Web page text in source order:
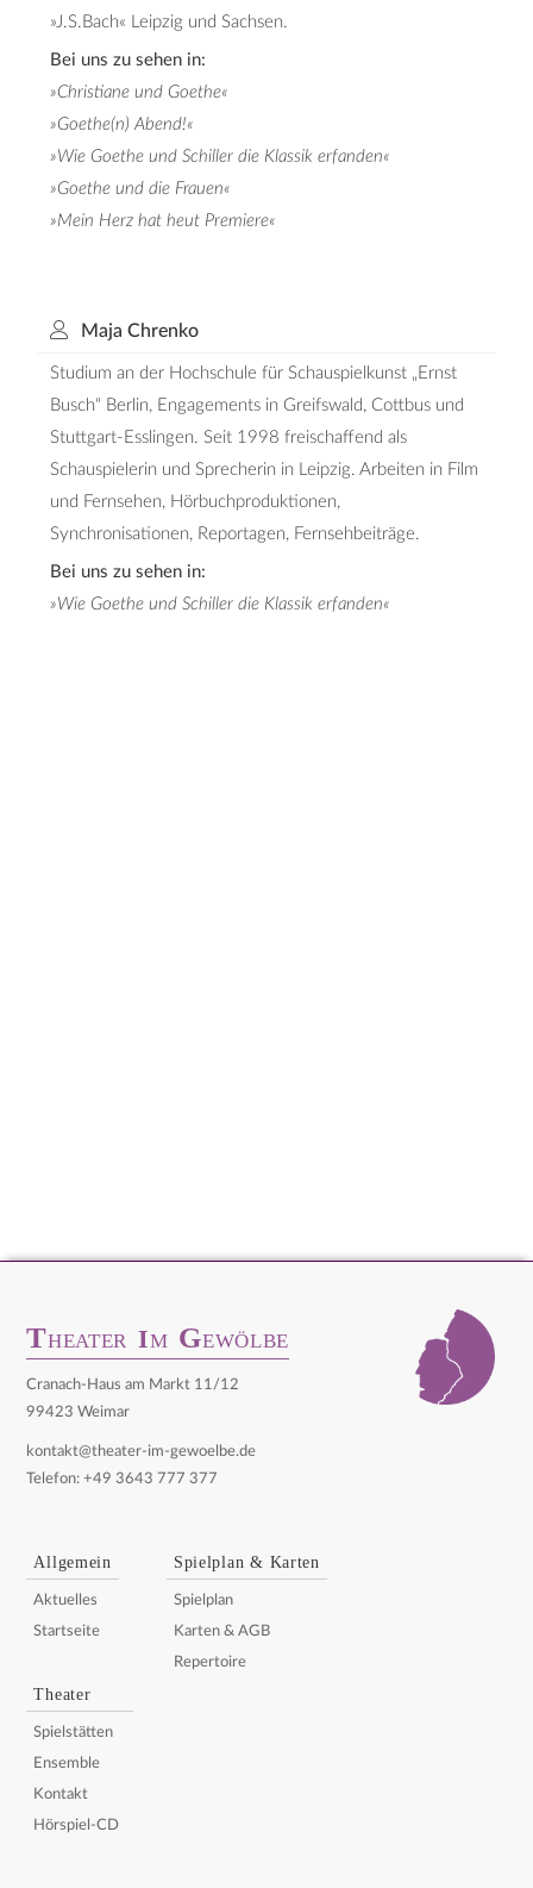
»J.S.Bach« Leipzig und Sachsen.
Bei uns zu sehen in:
»Christiane und Goethe«
»Goethe(n) Abend!«
»Wie Goethe und Schiller die Klassik erfanden«
»Goethe und die Frauen«
»Mein Herz hat heut Premiere«
Maja Chrenko
Studium an der Hochschule für Schauspielkunst „Ernst
Busch“ Berlin, Engagements in Greifswald, Cottbus und
Stuttgart-Esslingen. Seit 1998 freischaffend als
Schauspielerin und Sprecherin in Leipzig. Arbeiten in Film
und Fernsehen, Hörbuchproduktionen,
Synchronisationen, Reportagen, Fernsehbeiträge.
Bei uns zu sehen in:
»Wie Goethe und Schiller die Klassik erfanden«
THEATER IM GEWÖLBE
Cranach-Haus am Markt 11/12
99423 Weimar
kontakt@theater-im-gewoelbe.de
Telefon: +49 3643 777 377
Allgemein
Aktuelles
Startseite
Spielplan & Karten
Spielplan
Karten & AGB
Repertoire
Theater
Spielstätten
Ensemble
Kontakt
Hörspiel-CD